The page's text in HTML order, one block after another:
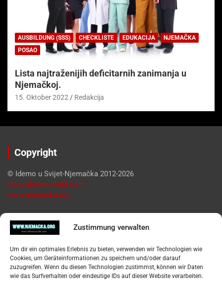
Zustimmung verwalten
Um dir ein optimales Erlebnis zu bieten, verwenden wir Technologien wie
Cookies, um Geräteinformationen zu speichern und/oder darauf
zuzugreifen. Wenn du diesen Technologien zustimmst, können wir Daten
wie das Surfverhalten oder eindeutige IDs auf dieser Website verarbeiten.
AUSBILDUNG (SSS) CHECKLISTE EDUKACIJA
NJEMAČKA
POSAO
Lista najtraženijih deficitarnih zanimanja u
Njemačkoj.
15. Oktober 2022 Redakcija
Copyright
© Idemo u Svijet-Njemačka 2012-2026
www.idemousvijet.com
www.njemacka.org
Pregled
Datenschutzerklärung
Widerufsbelehrung
Oglašavanje / Postavite svoj oglas